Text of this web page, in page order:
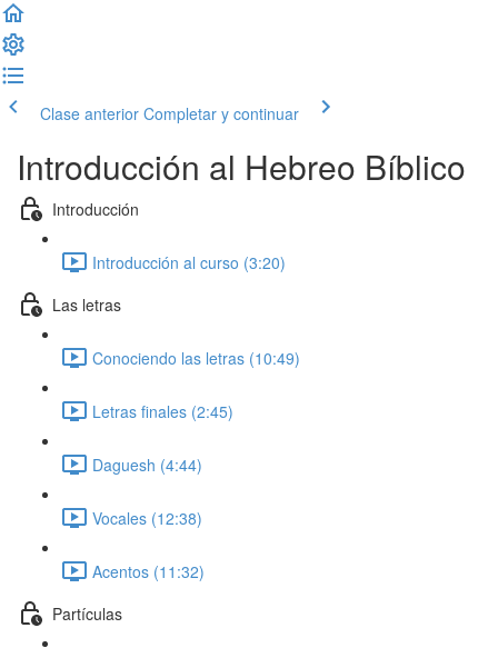
Clase anterior Completar y continuar
Introducción al Hebreo Bíblico
Introducción
Introducción al curso (3:20)
Las letras
Conociendo las letras (10:49)
Letras finales (2:45)
Daguesh (4:44)
Vocales (12:38)
Acentos (11:32)
Partículas